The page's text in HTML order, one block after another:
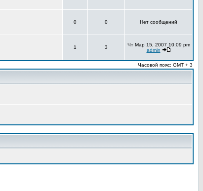
0 0 Нет сообщений
1 3
Чт Мар 15, 2007 10:09 pm
admin
Часовой пояс: GMT + 3